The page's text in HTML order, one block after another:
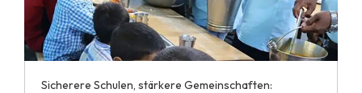
Sicherere Schulen, stärkere Gemeinschaften: